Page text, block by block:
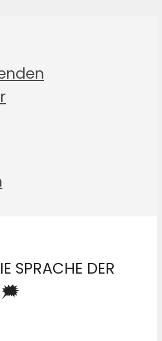
SPRACHE DER
🗯️